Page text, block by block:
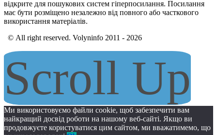
відкрите для пошукових систем гіперпосилання. Посилання
має бути розміщено незалежно від повного або часткового
використання матеріалів.
© All right reserved. Volyninfo 2011 - 2026
Scroll Up
Ми використовуємо файли cookie, щоб забезпечити вам
найкращий досвід роботи на нашому веб-сайті. Якщо ви
продовжуєте користуватися цим сайтом, ми вважатимемо, що